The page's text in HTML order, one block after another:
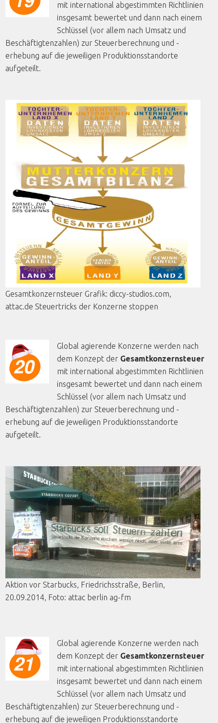
mit international abgestimmten Richtlinien
insgesamt bewertet und dann nach einem
Schlüssel (vor allem nach Umsatz und
Beschäftigtenzahlen) zur Steuerberechnung und -
erhebung auf die jeweiligen Produktionsstandorte
aufgeteilt.
Gesamtkonzernsteuer Grafik: diccy-studios.com,
attac.deSteuertricks der Konzerne stoppen
Global agierende Konzerne werden nach
dem Konzept der Gesamtkonzernsteuer
mit international abgestimmten Richtlinien
insgesamt bewertet und dann nach einem
Schlüssel (vor allem nach Umsatz und
Beschäftigtenzahlen) zur Steuerberechnung und -
erhebung auf die jeweiligen Produktionsstandorte
aufgeteilt.
Aktion vor Starbucks, Friedrichsstraße, Berlin,
20.09.2014, Foto: attac berlin ag-fm
Global agierende Konzerne werden nach
dem Konzept der Gesamtkonzernsteuer
mit international abgestimmten Richtlinien
insgesamt bewertet und dann nach einem
Schlüssel (vor allem nach Umsatz und
Beschäftigtenzahlen) zur Steuerberechnung und -
erhebung auf die jeweiligen Produktionsstandorte